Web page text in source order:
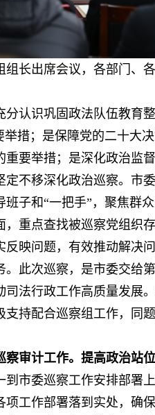
长出席会议，各部门、
认识巩固政法队伍教育
措；是保障党的二十大
要举措；是深化政治监督
不移深化政治巡察。市
子和“一把手”，聚焦群
重点查找被巡察党组织
映问题，有效推动解决
此次巡察，是市委交给
法行政工作高质量发展
持配合巡察组工作，同
审计工作。提高政治站
市委巡察工作安排部署
工作部署落到实处，确保